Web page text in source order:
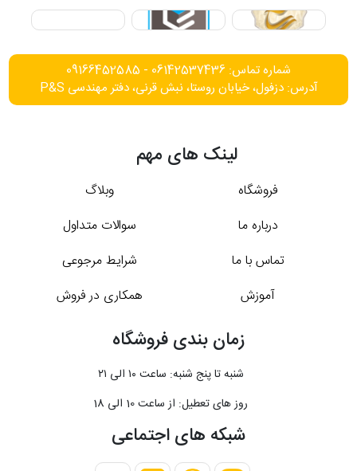
شماره تماس: 06142537436 - 09166452585
آدرس: دزفول، خیابان روستا، نبش قرنی، دفتر مهندسی P&S
لینک های مهم
فروشگاه
وبلاگ
درباره ما
سوالات متداول
تماس با ما
شرایط مرجوعی
آموزش
همکاری در فروش
زمان بندی فروشگاه
شنبه تا پنج شنبه: ساعت ۱۰ الی ۲۱
روز های تعطیل: از ساعت 10 الی 18
شبکه های اجتماعی